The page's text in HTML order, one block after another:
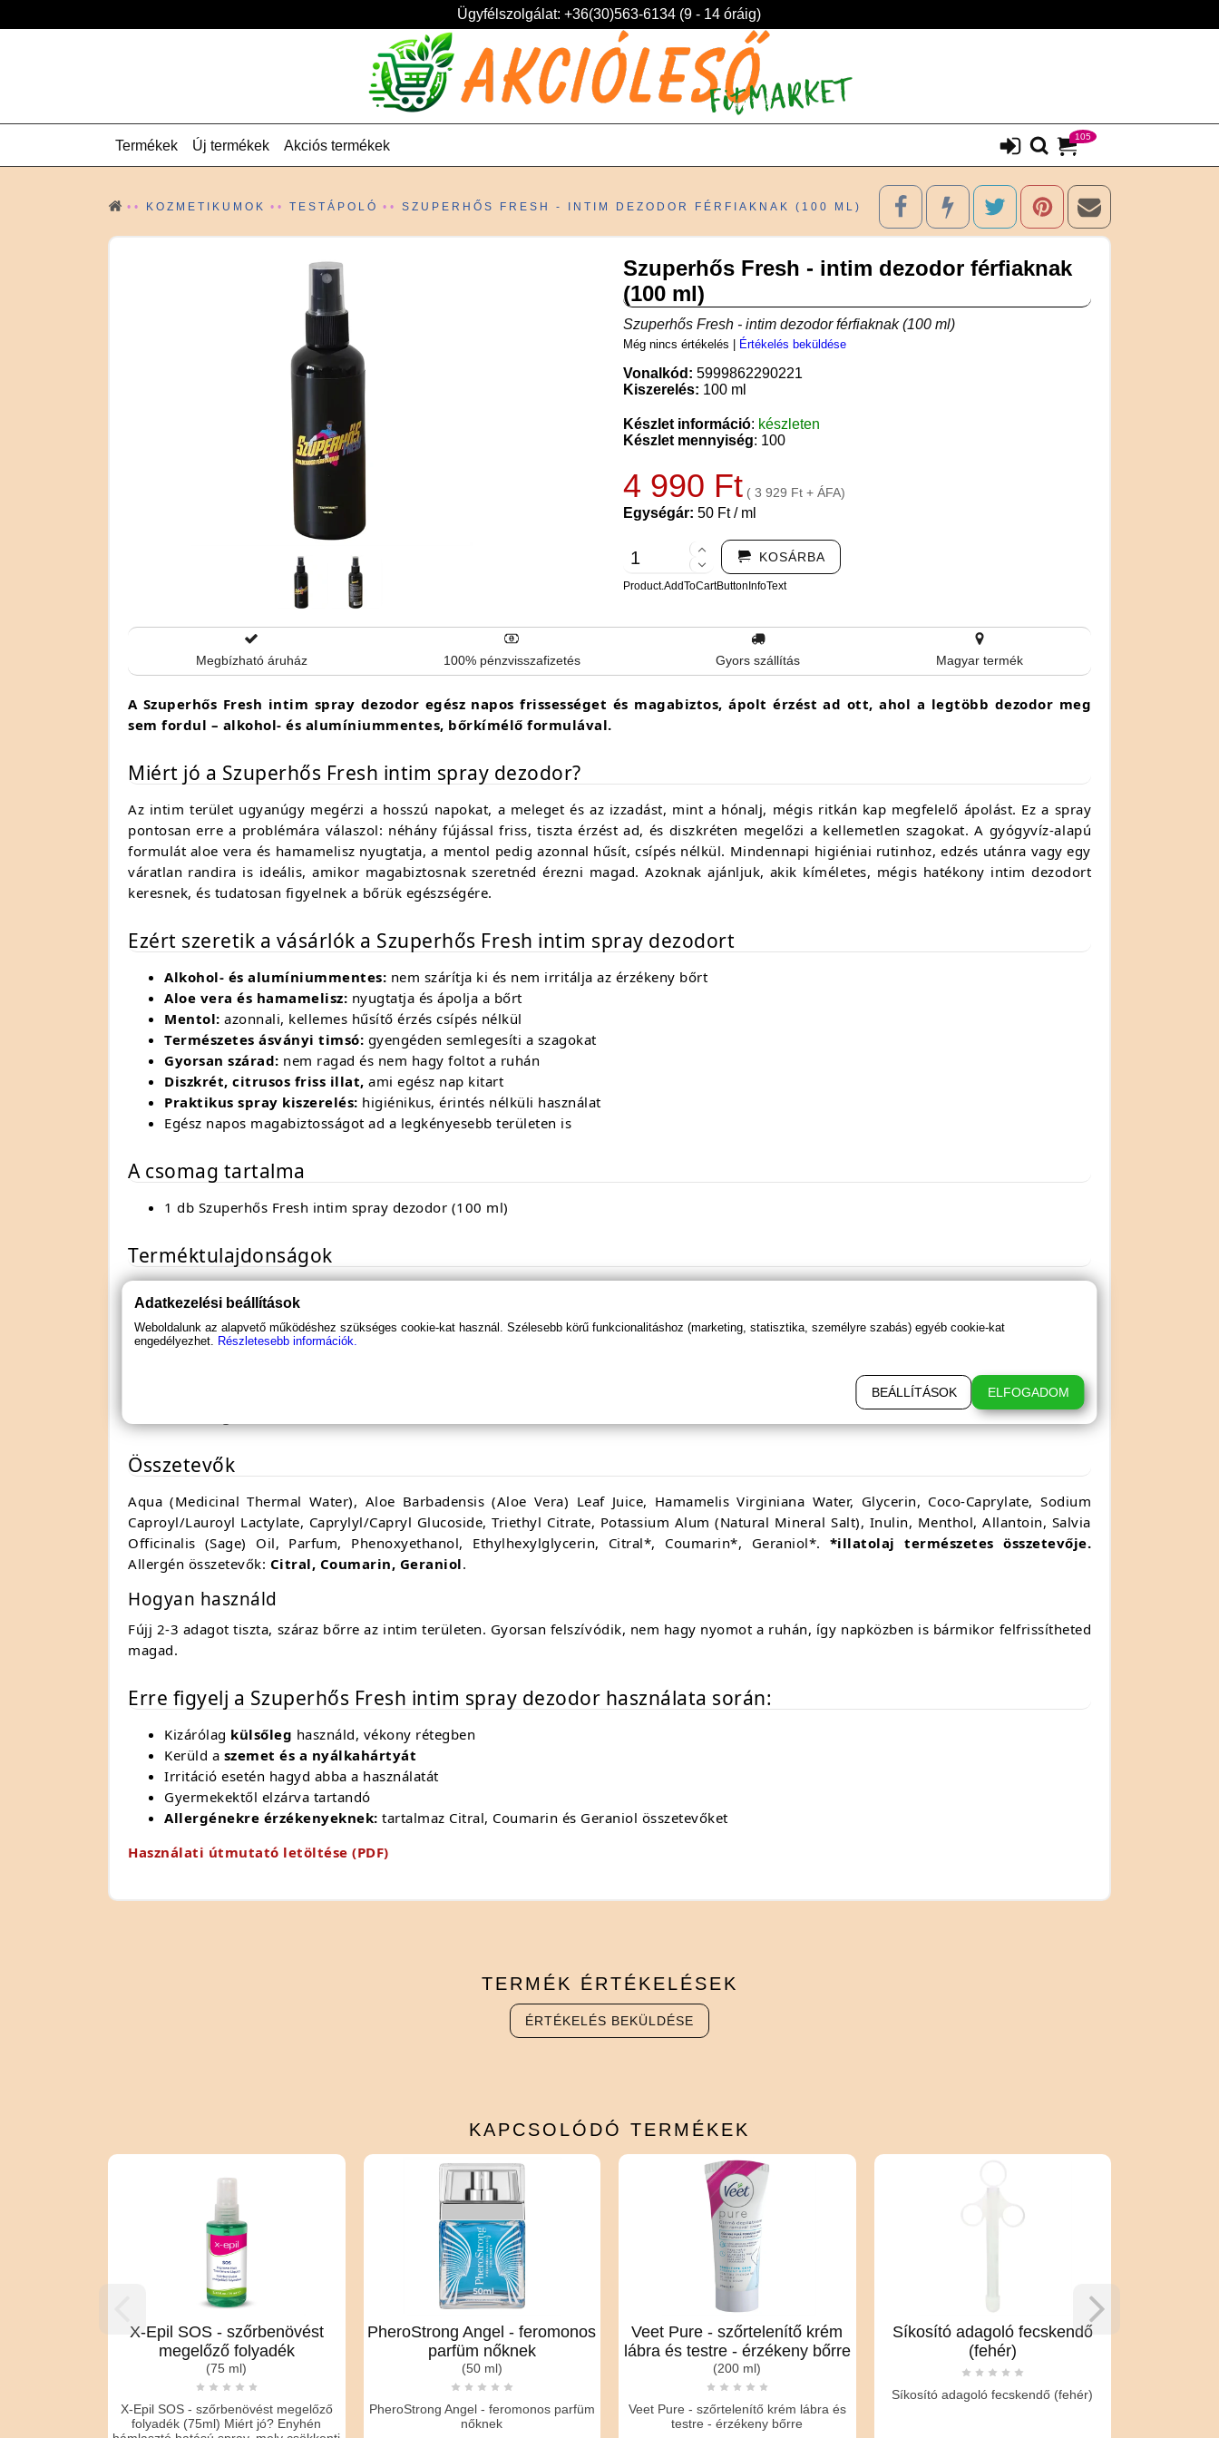
Ügyfélszolgálat: +36(30)563-6134 (9 - 14 óráig)
105
Termékek Új termékek Akciós termékek
KOZMETIKUMOK TESTÁPOLÓ SZUPERHŐS FRESH - INTIM DEZODOR FÉRFIAKNAK (100 ML)
Szuperhős Fresh - intim dezodor férfiaknak
(100 ml)
Szuperhős Fresh - intim dezodor férfiaknak (100 ml)
Még nincs értékelés Értékelés beküldése
Vonalkód: 5999862290221
Kiszerelés: 100 ml
Készlet információ: készleten
Készlet mennyiség: 100
4 990 Ft ( 3 929 Ft + ÁFA)
Egységár: 50 Ft / ml
KOSÁRBA
Product.AddToCartButtonInfoText
Megbízható áruház 100% pénzvisszafizetés Gyors szállítás Magyar termék
A Szuperhős Fresh intim spray dezodor egész napos frissességet és magabiztos, ápolt érzést ad ott, ahol a legtöbb dezodor meg
sem fordul – alkohol- és alumíniummentes, bőrkímélő formulával.
Miért jó a Szuperhős Fresh intim spray dezodor?
Az intim terület ugyanúgy megérzi a hosszú napokat, a meleget és az izzadást, mint a hónalj, mégis ritkán kap megfelelő ápolást. Ez a spray
pontosan erre a problémára válaszol: néhány fújással friss, tiszta érzést ad, és diszkréten megelőzi a kellemetlen szagokat. A gyógyvíz-alapú
formulát aloe vera és hamamelisz nyugtatja, a mentol pedig azonnal hűsít, csípés nélkül. Mindennapi higiéniai rutinhoz, edzés utánra vagy egy
váratlan randira is ideális, amikor magabiztosnak szeretnéd érezni magad. Azoknak ajánljuk, akik kíméletes, mégis hatékony intim dezodort
keresnek, és tudatosan figyelnek a bőrük egészségére.
Ezért szeretik a vásárlók a Szuperhős Fresh intim spray dezodort
Alkohol- és alumíniummentes: nem szárítja ki és nem irritálja az érzékeny bőrt
Aloe vera és hamamelisz: nyugtatja és ápolja a bőrt
Mentol: azonnali, kellemes hűsítő érzés csípés nélkül
Természetes ásványi timsó: gyengéden semlegesíti a szagokat
Gyorsan szárad: nem ragad és nem hagy foltot a ruhán
Diszkrét, citrusos friss illat, ami egész nap kitart
Praktikus spray kiszerelés: higiénikus, érintés nélküli használat
Egész napos magabiztosságot ad a legkényesebb területen is
A csomag tartalma
1 db Szuperhős Fresh intim spray dezodor (100 ml)
Terméktulajdonságok
Kiszerelés:
100 ml
Típus:intim spray dezodor férfiaknak
Formula:alkohol- és alumíniummentes
Összetevők
Aqua (Medicinal Thermal Water), Aloe Barbadensis (Aloe Vera) Leaf Juice, Hamamelis Virginiana Water, Glycerin, Coco-Caprylate, Sodium
Caproyl/Lauroyl Lactylate, Caprylyl/Capryl Glucoside, Triethyl Citrate, Potassium Alum (Natural Mineral Salt), Inulin, Menthol, Allantoin, Salvia
Officinalis (Sage) Oil, Parfum, Phenoxyethanol, Ethylhexylglycerin, Citral*, Coumarin*, Geraniol*. *illatolaj természetes összetevője.
Allergén összetevők: Citral, Coumarin, Geraniol.
Hogyan használd
Fújj 2-3 adagot tiszta, száraz bőrre az intim területen. Gyorsan felszívódik, nem hagy nyomot a ruhán, így napközben is bármikor felfrissítheted
magad.
Erre figyelj a Szuperhős Fresh intim spray dezodor használata során:
Kizárólag külsőleg használd, vékony rétegben
Kerüld a szemet és a nyálkahártyát
Irritáció esetén hagyd abba a használatát
Gyermekektől elzárva tartandó
Allergénekre érzékenyeknek: tartalmaz Citral, Coumarin és Geraniol összetevőket
Használati útmutató letöltése (PDF)
TERMÉK ÉRTÉKELÉSEK
ÉRTÉKELÉS BEKÜLDÉSE
KAPCSOLÓDÓ TERMÉKEK
X-Epil SOS - szőrbenövést
megelőző folyadék
(75 ml)
X-Epil SOS - szőrbenövést megelőző
folyadék (75ml) Miért jó? Enyhén
PheroStrong Angel - feromonos
parfüm nőknek
(50 ml)
PheroStrong Angel - feromonos parfüm
nőknek
Veet Pure - szőrtelenítő krém
lábra és testre - érzékeny bőrre
(200 ml)
Veet Pure - szőrtelenítő krém lábra és
testre - érzékeny bőrre
Síkosító adagoló fecskendő
(fehér)
Síkosító adagoló fecskendő (fehér)
Adatkezelési beállítások
Weboldalunk az alapvető működéshez szükséges cookie-kat használ. Szélesebb körű funkcionalitáshoz (marketing, statisztika, személyre szabás) egyéb cookie-kat
engedélyezhet. Részletesebb információk.
BEÁLLÍTÁSOK ELFOGADOM